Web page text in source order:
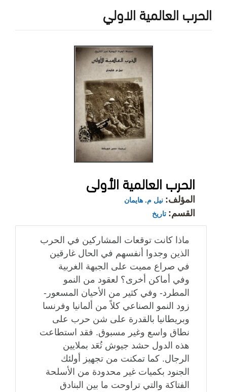
الحرب العالمية الاولي
الحرب العالمية الأولى
المؤلف: نيل م. هايمان
القسم: تاريخ
ماذا كانت توقعات المشاركين في الحرب
الذين وجدوا أنفسهم في الحال غارقين
في صراع مميت على الجبهة الغربية
وفي أماكن أخرى؟ لعقود من النمو
المطرد- وفي كثير من الأحيان المسعور-
زود النمو الصناعي كلاً من ألمانيا وفرنسا
وبريطانيا بالقدرة على شن حرب على
نطاق واسع وغير مسبوق. فقد استطاعت
هذه الدول حشد جيوش تُعَد بملايين
الرجال. كما تمكنت من تجهيز أولئك
الجنود بكميات غير محدودة من الأسلحة
الفتاكة والتي تراوحت ما بين البنادق